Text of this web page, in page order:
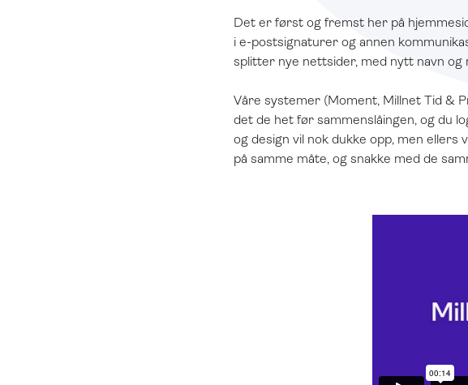
Det er først og fremst her på
i e-postsignaturer og annen
splitter nye nettsider, med nytt navn og
Våre systemer (Moment, Millnet Tid &
det de het før sammenslåingen, og du
og design vil nok dukke opp, men
på samme måte, og snakke med de